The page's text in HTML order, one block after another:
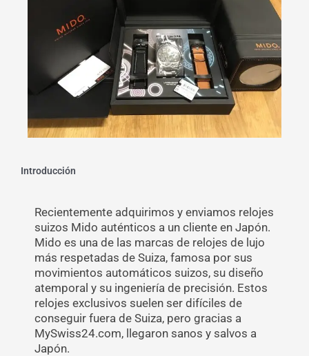
Introducción
Recientemente adquirimos y enviamos relojes
suizos Mido auténticos a un cliente en Japón.
Mido es una de las marcas de relojes de lujo
más respetadas de Suiza, famosa por sus
movimientos automáticos suizos, su diseño
atemporal y su ingeniería de precisión. Estos
relojes exclusivos suelen ser difíciles de
conseguir fuera de Suiza, pero gracias a
MySwiss24.com, llegaron sanos y salvos a
Japón.